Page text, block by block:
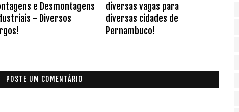
e Desmontagens
- Diversos
diversas vagas para
diversas cidades de
Pernambuco!
POSTE UM COMENTÁRIO